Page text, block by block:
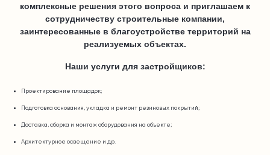
комплексные решения этого вопроса и приглашаем к
сотрудничеству строительные компании,
заинтересованные в благоустройстве территорий на
реализуемых объектах.
Наши услуги для застройщиков:
Проектирование площадок;
Подготовка основания, укладка и ремонт резиновых покрытий;
Доставка, сборка и монтаж оборудования на объекте;
Архитектурное освещение и др.